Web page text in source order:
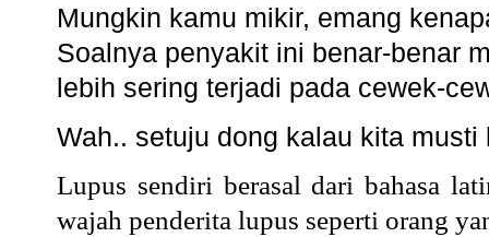
Mungkin kamu mikir, emang
Soalnya penyakit ini benar-benar
lebih sering terjadi pada cewek-
Wah.. setuju dong kalau kita musti
Lupus sendiri berasal dari bahasa
wajah penderita lupus seperti orang